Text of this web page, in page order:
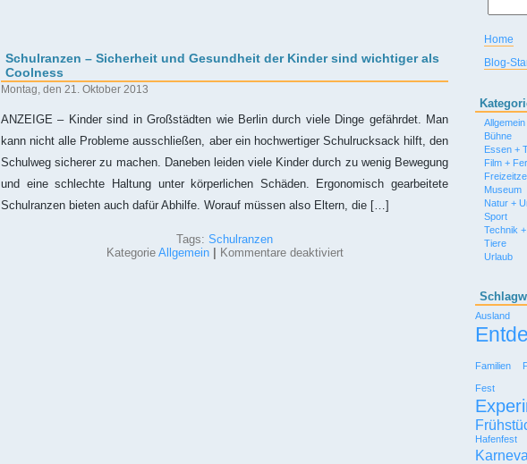
Schulranzen – Sicherheit und Gesundheit der Kinder sind wichtiger als
Coolness
Montag, den 21. Oktober 2013
ANZEIGE – Kinder sind in Großstädten wie Berlin durch viele Dinge gefährdet. Man
kann nicht alle Probleme ausschließen, aber ein hochwertiger Schulrucksack hilft, den
Schulweg sicherer zu machen. Daneben leiden viele Kinder durch zu wenig Bewegung
und eine schlechte Haltung unter körperlichen Schäden. Ergonomisch gearbeitete
Schulranzen bieten auch dafür Abhilfe. Worauf müssen also Eltern, die […]
Tags: Schulranzen
Kategorie Allgemein Kommentare deaktiviertfür
Home
Blog-
Allgemein
Bühne
Essen +
Film +
Museum
Natur +
Sport
Technik
Tiere
Urlaub
Ausland
Familien
Fest
Hafenfest